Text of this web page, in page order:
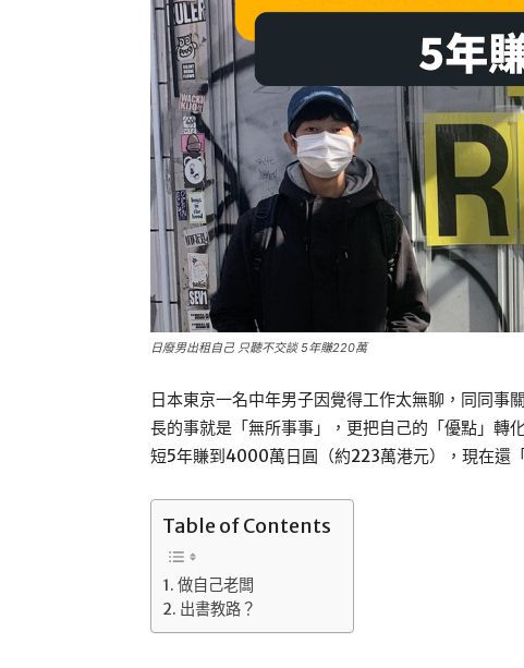
日廢男出租自己 只聽不交談 5年賺220萬
日本東京一名中年男子因覺得工作太無聊，同同事
長的事就是「無所事事」，更把自己的「優點」轉
短5年賺到4000萬日圓（約223萬港元），現在還
Table of Contents
做自己老闆
出書教路？